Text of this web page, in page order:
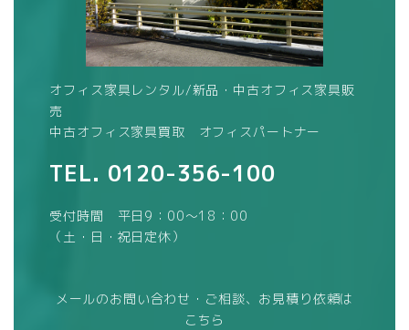
オフィス家具レンタル/新品・中古オフィス家具販
売
中古オフィス家具買取 オフィスパートナー
TEL. 0120-356-100
受付時間 平日9：00～18：00
（土・日・祝日定休）
メールのお問い合わせ・ご相談、お見積り依頼は
こちら